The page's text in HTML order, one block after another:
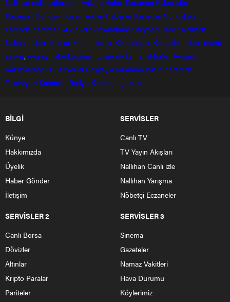
Nallihan nallihanhasber Ankara Haber Karaman Haber sitesi
Karaman Gündem Karamandan Haberler Karaman Sondakika
Larende Karaman24 Ankara Ankarahaber Beyparı Haber Nallıhan
Nalıhanhaber Memur Memurhaber Kamuhaber Kamudanhaber imaret
asayiş, uyanış haberkaraman Ermenek Ermenekhaber Ayrancı
Kazımkarabekir Sarıveliler Başyayla Karaman Basın Karaman
Televizyon Karaman Radyo Karaman gazete
BİLGİ
Künye
Hakkımızda
Üyelik
Haber Gönder
İletişim
SERVİSLER
Canlı TV
TV Yayın Akışları
Nallıhan Canlı izle
Nallıhan Yarışma
Nöbetçi Eczaneler
SERVİSLER 2
Canlı Borsa
Dövizler
Altınlar
Kripto Paralar
Pariteler
SERVİSLER 3
Sinema
Gazeteler
Namaz Vakitleri
Hava Durumu
Köylerimiz